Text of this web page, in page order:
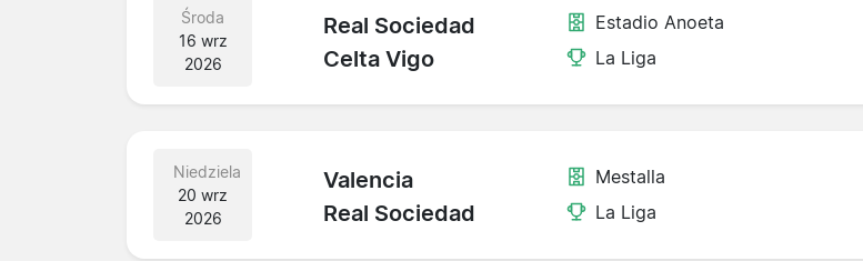
Środa
16 wrz
2026
Real Sociedad
Celta Vigo
Estadio Anoeta
La Liga
Niedziela
20 wrz
2026
Valencia
Real Sociedad
Mestalla
La Liga